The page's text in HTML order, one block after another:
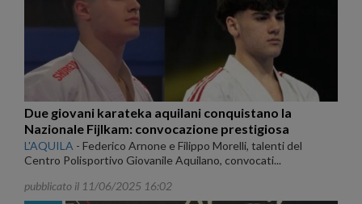
Due giovani karateka aquilani conquistano la
Nazionale Fijlkam: convocazione prestigiosa
L'AQUILA - Federico Arnone e Filippo Morelli, talenti del
Centro Polisportivo Giovanile Aquilano, convocati...
pubblicato il 11/06/2025 16:02